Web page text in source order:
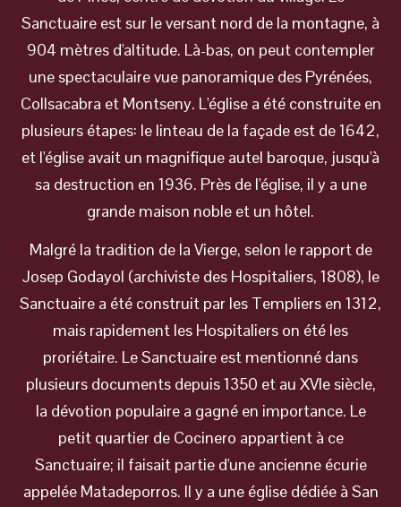
Sanctuaire est sur le versant nord de la montagne, à
904 mètres d'altitude. Là-bas, on peut contempler
une spectaculaire vue panoramique des Pyrénées,
Collsacabra et Montseny. L'église a été construite en
plusieurs étapes: le linteau de la façade est de 1642,
et l'église avait un magnifique autel baroque, jusqu'à
sa destruction en 1936. Près de l'église, il y a une
grande maison noble et un hôtel.
Malgré la tradition de la Vierge, selon le rapport de
Josep Godayol (archiviste des Hospitaliers, 1808), le
Sanctuaire a été construit par les Templiers en 1312,
mais rapidement les Hospitaliers on été les
proriétaire. Le Sanctuaire est mentionné dans
plusieurs documents depuis 1350 et au XVIe siècle,
la dévotion populaire a gagné en importance. Le
petit quartier de Cocinero appartient à ce
Sanctuaire; il faisait partie d'une ancienne écurie
appelée Matadeporros. Il y a une église dédiée à San